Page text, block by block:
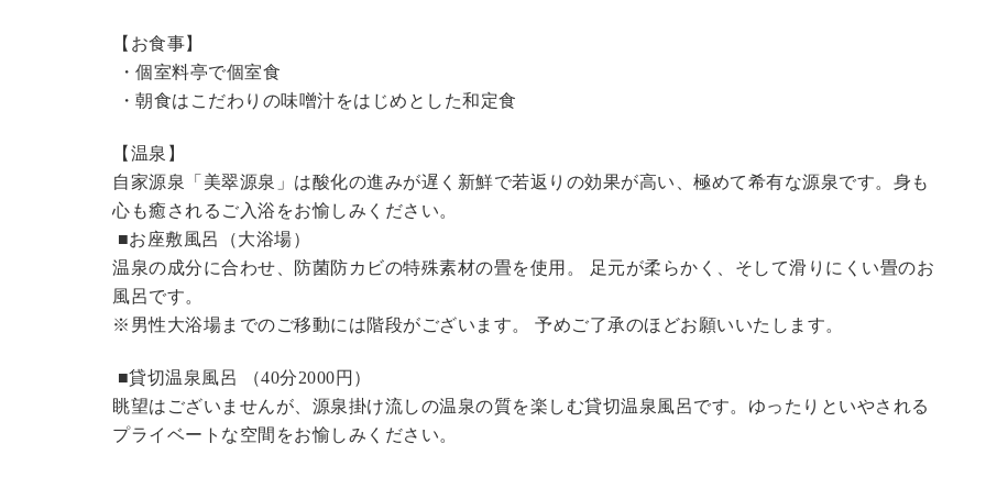
【お食事】
・個室料亭で個室食
・朝食はこだわりの味噌汁をはじめとした和定食
【温泉】
自家源泉「美翠源泉」は酸化の進みが遅く新鮮で若返りの効果が高い、極めて希有な源泉です。身も
心も癒されるご入浴をお愉しみください。
■お座敷風呂（大浴場）
温泉の成分に合わせ、防菌防カビの特殊素材の畳を使用。 足元が柔らかく、そして滑りにくい畳のお
風呂です。
※男性大浴場までのご移動には階段がございます。 予めご了承のほどお願いいたします。
■貸切温泉風呂 （40分2000円）
眺望はございませんが、源泉掛け流しの温泉の質を楽しむ貸切温泉風呂です。ゆったりといやされる
プライベートな空間をお愉しみください。